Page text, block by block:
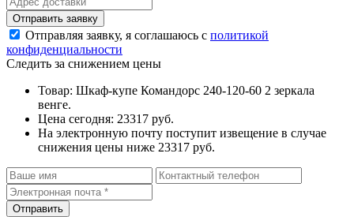
Отправляя заявку, я соглашаюсь с политикой
конфиденциальности
Следить за снижением цены
Товар: Шкаф-купе Командорс 240-120-60 2 зеркала
венге.
Цена сегодня: 23317 руб.
На электронную почту поступит извещение в случае
снижения цены ниже 23317 руб.